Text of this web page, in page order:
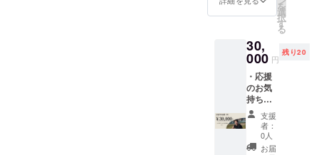
2024年
6月末ま
催方
法：
Zoomを
使用し
ます。
・オン
ライン
・日程
調整：
2024年
6月29日
（土）
19時〜
・やむ
おえず
日程変
更する
支援者
様欄」
望のお
名前を
テキス
ト形式
で掲載
させて
いただ
きま
す。 ・
お名前
を
選
択
す
る
30,
000 円
残り20
・応援
のお気
持ちで
支援し
てくだ
さる方
はこち
支援
者：
0人
お届